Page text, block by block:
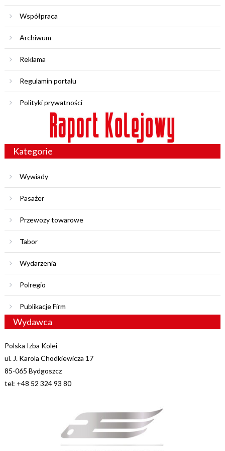
Współpraca
Archiwum
Reklama
Regulamin portalu
Polityki prywatności
Kategorie
Wywiady
Pasażer
Przewozy towarowe
Tabor
Wydarzenia
Polregio
Publikacje Firm
Wydawca
Polska Izba Kolei
ul. J. Karola Chodkiewicza 17
85-065 Bydgoszcz
tel: +48 52 324 93 80